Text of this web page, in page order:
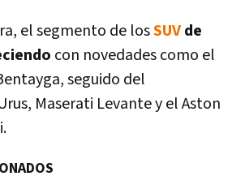
el segmento de losSUVde
con novedades como el
seguido del
Maserati Levante y el Aston